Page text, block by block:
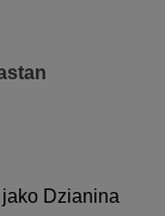
Dzianina